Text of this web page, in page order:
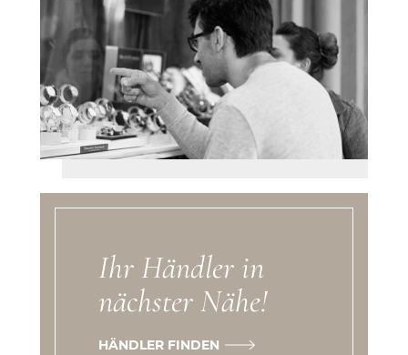
Ihr Händler in
nächster Nähe!
HÄNDLER FINDEN